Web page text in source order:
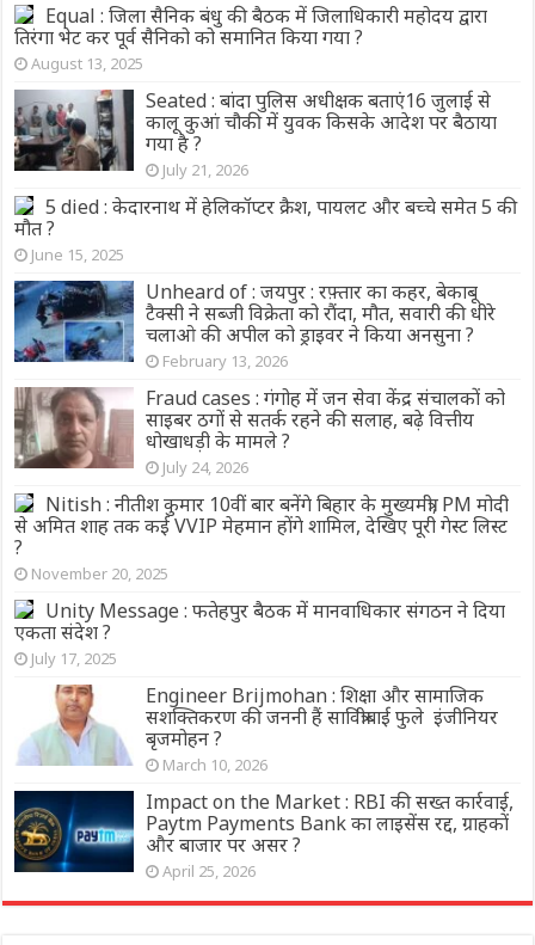
Equal : जिला सैनिक बंधु की बैठक में जिलाधिकारी महोदय द्वारा
तिरंगा भेट कर पूर्व सैनिको को समानित किया गया ?
August 13, 2025
Seated : बांदा पुलिस अधीक्षक बताएं16 जुलाई से
कालू कुआं चौकी में युवक किसके आदेश पर बैठाया
गया है ?
July 21, 2026
5 died : केदारनाथ में हेलिकॉप्टर क्रैश, पायलट और बच्चे समेत 5 की
मौत ?
June 15, 2025
Unheard of : जयपुर : रफ़्तार का कहर, बेकाबू
टैक्सी ने सब्जी विक्रेता को रौंदा, मौत, सवारी की धीरे
चलाओ की अपील को ड्राइवर ने किया अनसुना ?
February 13, 2026
Fraud cases : गंगोह में जन सेवा केंद्र संचालकों को
साइबर ठगों से सतर्क रहने की सलाह, बढ़े वित्तीय
धोखाधड़ी के मामले ?
July 24, 2026
Nitish : नीतीश कुमार 10वीं बार बनेंगे बिहार के मुख्यमंत्री, PM मोदी
से अमित शाह तक कई VVIP मेहमान होंगे शामिल, देखिए पूरी गेस्ट लिस्ट
?
November 20, 2025
Unity Message : फतेहपुर बैठक में मानवाधिकार संगठन ने दिया
एकता संदेश ?
July 17, 2025
Engineer Brijmohan : शिक्षा और सामाजिक
सशक्तिकरण की जननी हैं सावित्रीबाई फुले इंजीनियर
बृजमोहन ?
March 10, 2026
Impact on the Market : RBI की सख्त कार्रवाई,
Paytm Payments Bank का लाइसेंस रद्द, ग्राहकों
और बाजार पर असर ?
April 25, 2026